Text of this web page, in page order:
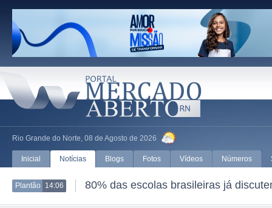
Rio Grande do Norte, 08 de Agosto de 2026
Inicial Notícias Blogs Fotos Vídeos Números
Plantão 14:06 80% das escolas brasileiras já